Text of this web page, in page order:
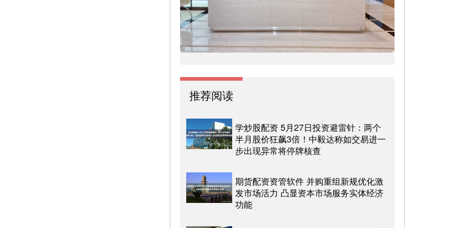
推荐阅读
学炒股配资 5月27日投资避雷针：两个
半月股价狂飙3倍！中毅达称如交易进一
步出现异常将停牌核查
期货配资资管软件 并购重组新规优化激
发市场活力 凸显资本市场服务实体经济
功能